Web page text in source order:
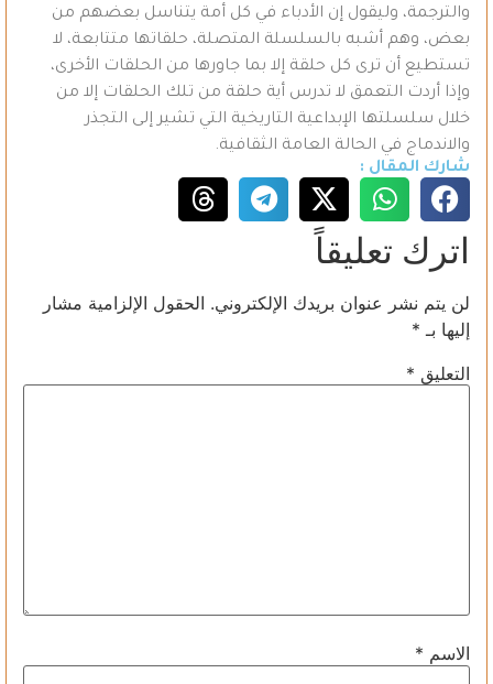
والترجمة، وليقول إن الأدباء في كل أمة يتناسل بعضهم من
بعض، وهم أشبه بالسلسلة المتصلة، حلقاتها متتابعة، لا
تستطيع أن ترى كل حلقة إلا بما جاورها من الحلقات الأخرى،
وإذا أردت التعمق لا تدرس أية حلقة من تلك الحلقات إلا من
خلال سلسلتها الإبداعية التاريخية التي تشير إلى التجذر
والاندماج في الحالة العامة الثقافية.
شارك المقال :
اترك تعليقاً
لن يتم نشر عنوان بريدك الإلكتروني. الحقول الإلزامية مشار
إليها بـ *
التعليق *
الاسم *